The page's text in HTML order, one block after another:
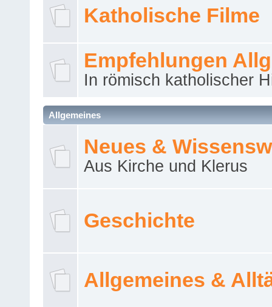
Katholische Filme
Empfehlungen
In römisch katholischer
Allgemeines
Neues &
Aus Kirche und Klerus
Geschichte
Allgemeines &